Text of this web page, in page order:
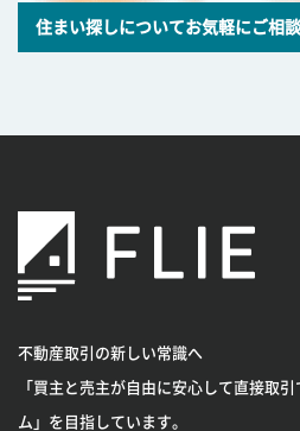
住まい探しについてお気軽にご相談
不動産取引の新しい常識へ
「買主と売主が自由に安心して直接取
ム」を目指しています。